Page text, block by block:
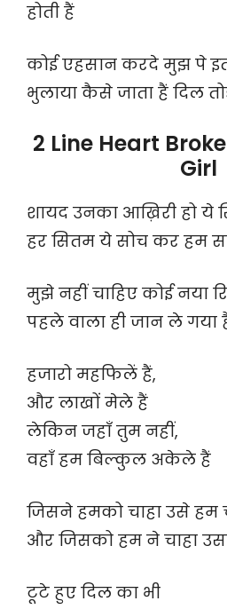
होती हैं
कोई एहसान करदे मुझ पे
भुलाया कैसे जाता हैं दिल
2 Line Heart
Girl
शायद उनका आख़िरी हो ये
हर सितम ये सोच कर हम
मुझे नहीं चाहिए कोई नया
पहले वाला ही जान ले गया
हजारो महफिलें हैं,
और लाखों मेले हैं
लेकिन जहाँ तुम नहीं,
वहाँ हम बिल्कुल अकेले हैं
जिसने हमको चाहा उसे
और जिसको हम ने चाहा
टूटे हुए दिल का भी